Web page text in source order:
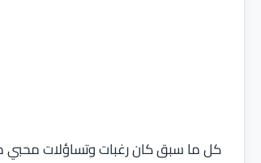
كل ما سبق كان رغبات وتساؤلات محبي